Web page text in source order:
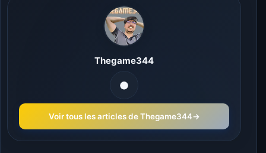
Thegame344
Voir tous les articles de Thegame344→